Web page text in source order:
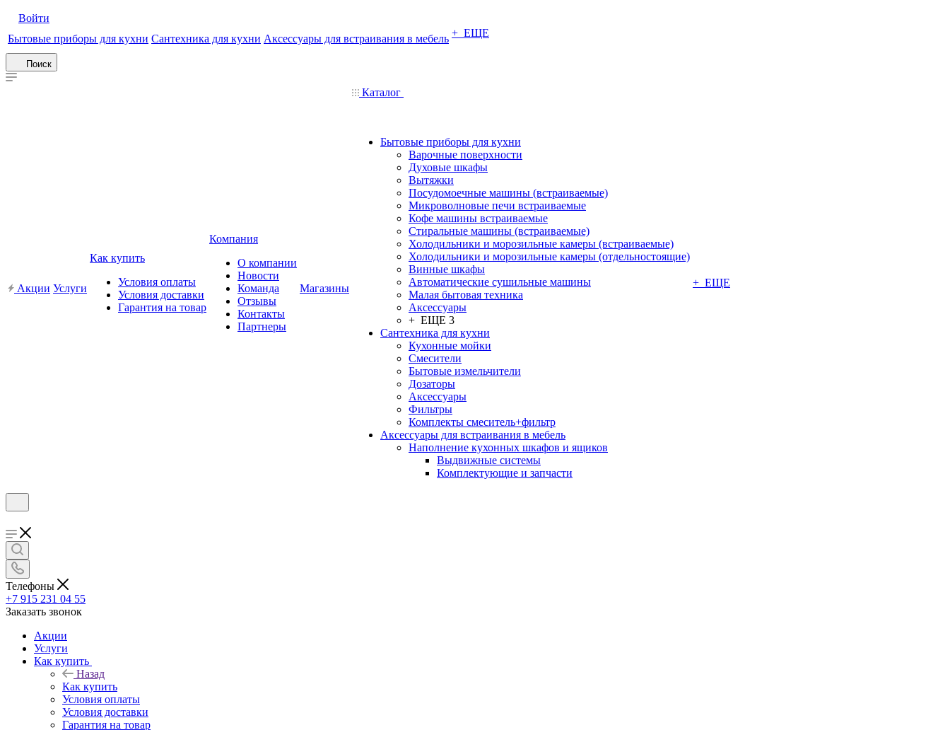
Войти
Бытовые приборы для кухни Сантехника для кухни Аксессуары для встраивания в мебель + ЕЩЕ
Поиск
Акции Услуги
Как купить
Условия оплаты
Условия доставки
Гарантия на товар
Компания
О компании
Новости
Команда
Отзывы
Контакты
Партнеры
Магазины
Каталог
Бытовые приборы для кухни
Варочные поверхности
Духовые шкафы
Вытяжки
Посудомоечные машины (встраиваемые)
Микроволновые печи встраиваемые
Кофе машины встраиваемые
Стиральные машины (встраиваемые)
Холодильники и морозильные камеры (встраиваемые)
Холодильники и морозильные камеры (отдельностоящие)
Винные шкафы
Автоматические сушильные машины
Малая бытовая техника
Аксессуары
+ ЕЩЕ 3
Сантехника для кухни
Кухонные мойки
Смесители
Бытовые измельчители
Дозаторы
Аксессуары
Фильтры
Комплекты смеситель+фильтр
Аксессуары для встраивания в мебель
Наполнение кухонных шкафов и ящиков
Выдвижные системы
Комплектующие и запчасти
+ ЕЩЕ
Телефоны
+7 915 231 04 55
Заказать звонок
Акции
Услуги
Как купить
Назад
Как купить
Условия оплаты
Условия доставки
Гарантия на товар